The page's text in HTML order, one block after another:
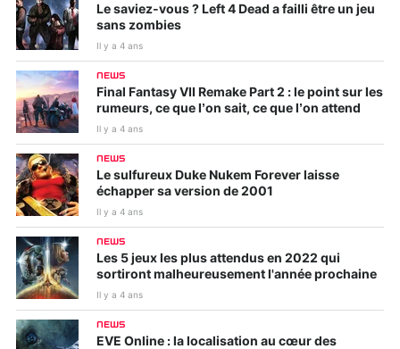
Le saviez-vous ? Left 4 Dead a failli être un jeu
sans zombies
Il y a 4 ans
NEWS
Final Fantasy VII Remake Part 2 : le point sur les
rumeurs, ce que l’on sait, ce que l’on attend
Il y a 4 ans
NEWS
Le sulfureux Duke Nukem Forever laisse
échapper sa version de 2001
Il y a 4 ans
NEWS
Les 5 jeux les plus attendus en 2022 qui
sortiront malheureusement l'année prochaine
Il y a 4 ans
NEWS
EVE Online : la localisation au cœur des